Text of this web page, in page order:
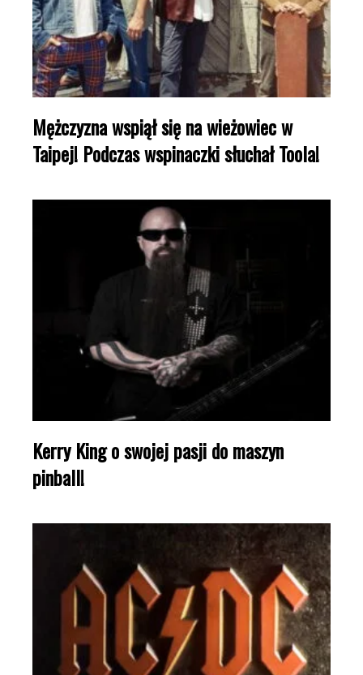
Mężczyzna wspiął się na wieżowiec w
Taipej! Podczas wspinaczki słuchał Toola!
Kerry King o swojej pasji do maszyn
pinball!